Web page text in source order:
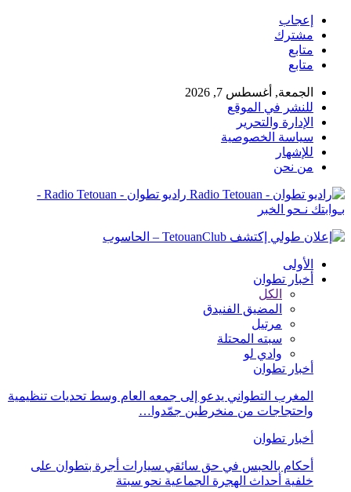
إعجاب
مشترك
متابع
متابع
الجمعة, أغسطس 7, 2026
للنشر في الموقع
الإدارة والتحرير
سياسة الخصوصية
للإشهار
من نحن
راديو تطوان - Radio Tetouan -
بـوابتك نـحو الخبر
الأولى
أخبار تطوان
الكل
المضيق الفنيدق
مرتيل
سبته المحتلة
وادي لو
أخبار تطوان
المغرب التطواني يدعو إلى جمعه العام وسط تحديات تنظيمية
واحتجاجات من منخرطين جمّدوا…
أخبار تطوان
أحكام بالحبس في حق سائقي سيارات أجرة بتطوان على
خلفية أحداث الهجرة الجماعية نحو سبتة